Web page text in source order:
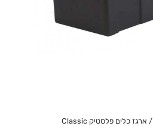
/ ארגז כלים פלסטיק Classic